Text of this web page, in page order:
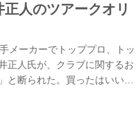
人のツアークオリ
メーカーでトッププロ、トッ
正人氏が、クラブに関するお
断られた。買ったはいいけ
この企画は、クラブに生じ